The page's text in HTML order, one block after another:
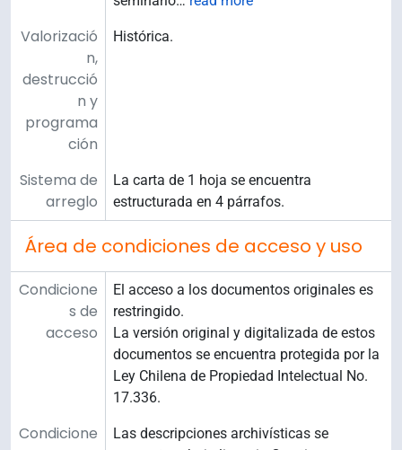
Valorizació
n,
destrucció
n y
programa
ción
Histórica.
Sistema de
arreglo
La carta de 1 hoja se encuentra
estructurada en 4 párrafos.
Área de condiciones de acceso y uso
Condicione
s de
acceso
El acceso a los documentos originales es
restringido.
La versión original y digitalizada de estos
documentos se encuentra protegida por la
Ley Chilena de Propiedad Intelectual No.
17.336.
Condicione
Las descripciones archivísticas se